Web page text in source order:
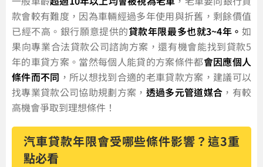
款會較有難度，因為車輛經過多年使用與折舊，剩餘價值
已經不高。銀行願意提供的貸款年限最多也就3~4年。如
果向專業合法貸款公司諮詢方案，還有機會能找到貸款5
年的車貸方案。當然每個人能貸的方案條件都會因應個人
條件而不同 ，所以想找到合適的老車貸款方案，建議可以
找專業貸款公司協助規劃方案， 透過多元管道媒合 ，有較
高機會爭取到理想條件！
汽車貸款年限會受哪些條件影響？這3重
點必看